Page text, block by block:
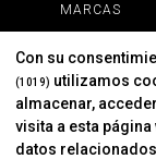
MARCAS
INFORMACIÓN
Contacto
Con su
(1019) utilizamos
almacenar,
visita a esta
datos